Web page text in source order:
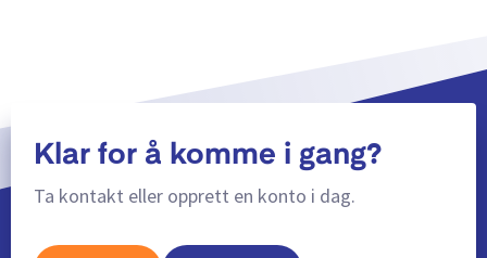
Klar for å komme i gang?
Ta kontakt eller opprett en konto i dag.